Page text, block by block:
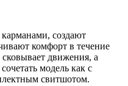
создают
комфорт в течение
движения, а
модель как с
свитшотом.